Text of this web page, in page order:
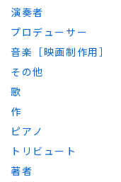
演奏者
プロデューサー
音楽［映画制作用］
その他
歌
作
ピアノ
トリビュート
著者